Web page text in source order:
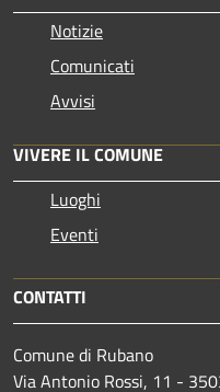
Notizie
Comunicati
Avvisi
VIVERE IL COMUNE
Luoghi
Eventi
CONTATTI
Comune di Rubano
Via Antonio Rossi, 11 -